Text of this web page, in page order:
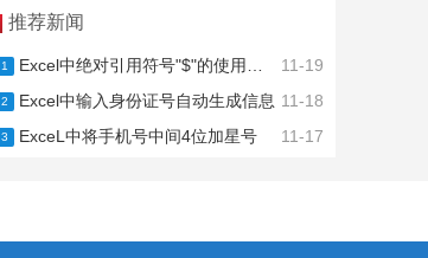
推荐新闻
11-19
1
11-18
2
Excel中输入身份证号自动生成信息
11-17
3 ExceL中将手机号中间4位加星号